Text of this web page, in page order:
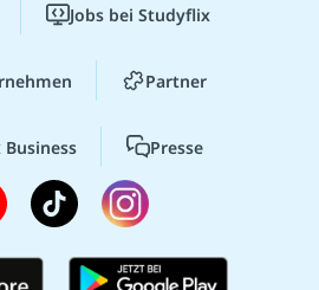
Jobs bei Studyflix
Partner
Presse